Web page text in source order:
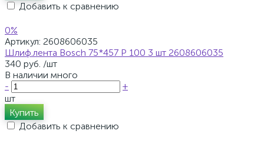
Добавить к сравнению
0%
Артикул: 2608606035
Шлиф.лента Bosch 75*457 Р 100 3 шт 2608606035
340 руб. /шт
В наличии много
-
+
шт
Купить
Добавить к сравнению